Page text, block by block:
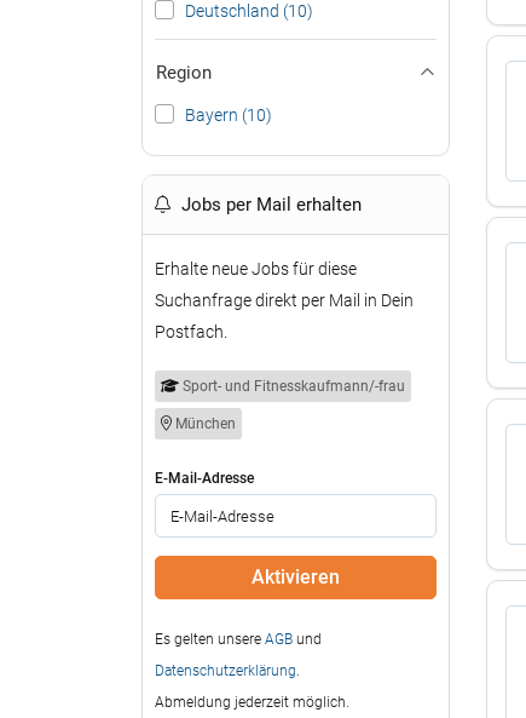
Deutschland (10)
Region
Bayern (10)
Jobs per Mail erhalten
Erhalte neue Jobs für diese
Suchanfrage direkt per Mail in Dein
Postfach.
Sport- und Fitnesskaufmann/-frau
München
E-Mail-Adresse
Es gelten unsere AGB und
Datenschutzerklärung.
Abmeldung jederzeit möglich.